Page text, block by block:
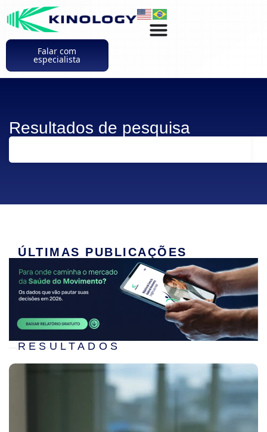
Falar com
especialista
Resultados de pesquisa
ÚLTIMAS PUBLICAÇÕES
RESULTADOS